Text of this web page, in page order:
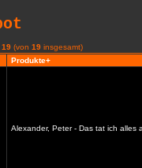
19 (von 19 insgesamt)
Produkte+
Alexander, Peter - Das tat ich alles